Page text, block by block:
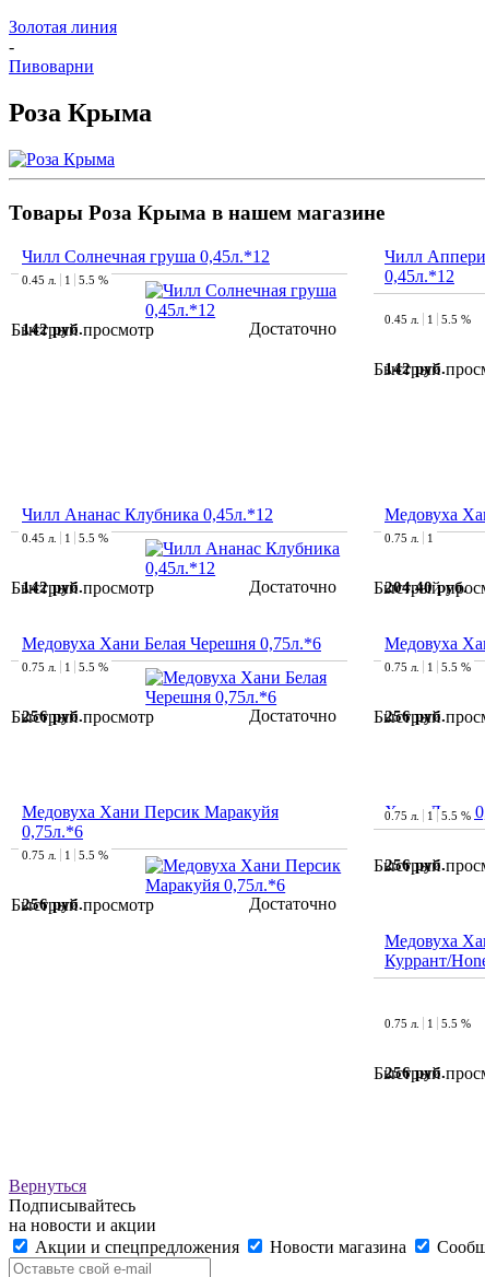
Золотая линия
-
Пивоварни
Роза Крыма
Товары Роза Крыма в нашем магазине
Чилл Солнечная груша 0,45л.*12
Быстрый просмотр
0.45 л. 1 5.5 %
142 руб. Достаточно
Чилл
0,45л.*12
Быстрый
0.45 л. 1 5.5 %
142 руб.
Чилл Ананас Клубника 0,45л.*12
Быстрый просмотр
0.45 л. 1 5.5 %
142 руб. Достаточно
Медовуха
Быстрый
0.75 л. 1
204.40 руб.
Медовуха Хани Белая Черешня 0,75л.*6
Быстрый просмотр
0.75 л. 1 5.5 %
256 руб. Достаточно
Медовуха
Быстрый
0.75 л. 1 5.5 %
256 руб.
Медовуха Хани Персик Маракуйя
0,75л.*6
Быстрый просмотр
0.75 л. 1 5.5 %
256 руб. Достаточно
Хани Люкс
Быстрый
0.75 л. 1 5.5 %
256 руб.
Медовуха
Куррант/
Быстрый
0.75 л. 1 5.5 %
256 руб.
Вернуться
Подписывайтесь
на новости и акции
Акции и спецпредложения
Новости магазина